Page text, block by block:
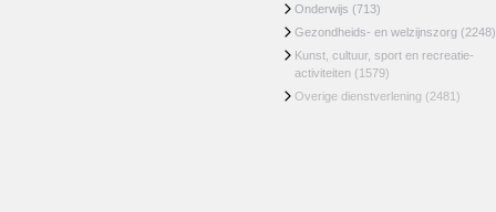
Onderwijs (713)
Gezondheids- en welzijnszorg (2248)
Kunst, cultuur, sport en recreatie-
activiteiten (1579)
Overige dienstverlening (2481)